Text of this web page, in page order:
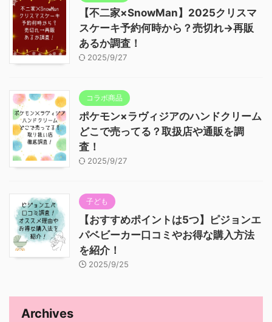
【不二家×SnowMan】2025クリスマ
スケーキ予約何時から？売切れ→再販
あるか調査！
2025/9/27
コラボ商品
ポケモン×ラヴィジアのハンドクリーム
どこで売ってる？取扱店や通販を調
査！
2025/9/27
子ども
【おすすめポイントは5つ】ピジョンエ
パベビーカー口コミやお得な購入方法
を紹介！
2025/9/25
Archives